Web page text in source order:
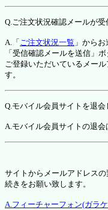
Q.ご注文状況確認メールが受
A.「 ご注文状況一覧 」からお
「受信確認メールを送信」
ご登録いただいているメー
す。
Q.モバイル会員サイトを退会
A.モバイル会員サイトの退会
サイトからメールアドレス
続きをお願い致します。
A.フィーチャーフォン(ガラ